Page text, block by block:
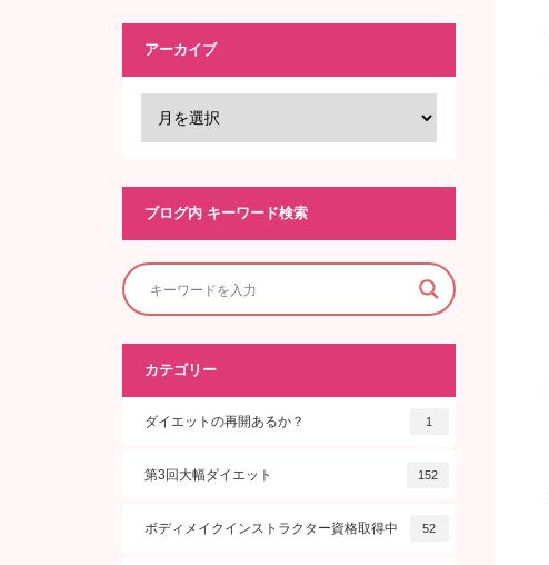
アーカイブ
ブログ内 キーワード検索
カテゴリー
ダイエットの再開あるか？ 1
第3回大幅ダイエット 152
ボディメイクインストラクター資格取得中 52